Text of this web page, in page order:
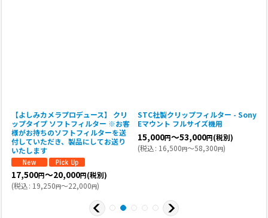
【よしみカメラプロデュース】 クリ
ップタイプ ソフトフィルター ※お客
様がお持ちのソフトフィルターを送
付していただき、製品にしてお送り
いたします
17,500円～20,000円(税別)
(税込: 19,250円～22,000円)
STC社製クリップフィルター - Sony
Eマウント フルサイズ機用
15,000円～53,000円(税別)
(税込: 16,500円～58,300円)